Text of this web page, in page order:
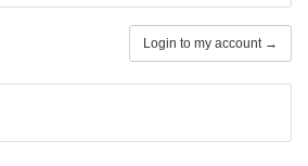
Login to my account →